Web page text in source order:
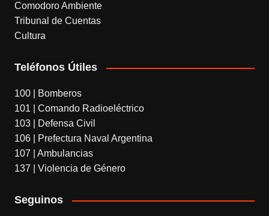
Comodoro Ambiente
Tribunal de Cuentas
Cultura
Teléfonos Útiles
100 | Bomberos
101 | Comando Radioeléctrico
103 | Defensa Civil
106 | Prefectura Naval Argentina
107 | Ambulancias
137 | Violencia de Género
Seguinos